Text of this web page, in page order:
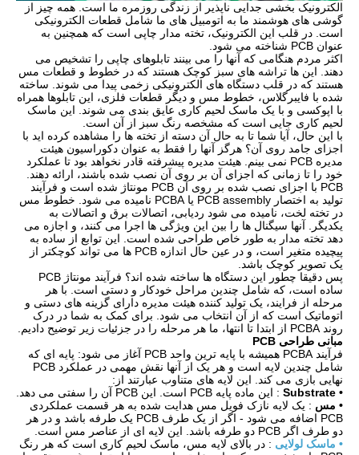
الکترونیک بخشی جدایی ناپذیر از زندگی روزمره ما است. همه چیز از
گوشی های هوشمند ما به اتومبیل های ما شامل قطعات الکترونیکی
است. در قلب این الکترونیک، تخته مدار چاپی است که همچنین به
عنوان PCB شناخته می شود.
اکثر مردم هنگامی که آنها را می بینند تابلوهای چاپی را تشخیص می
دهند. این ها تراشه های سبز کوچک هستند که در خطوط و قطعات مس
هستند که در قلب دستگاه های الکترونیکی زخمی پیدا می شوند. ساخته
شده با فایبرگلاس، خطوط مس و دیگر قطعات فلزی، این تابلوها همراه
با اپوکسی و با یک ماسک لحیم کاری عایق بندی می شوند. این ماسک
لحیم کاری جایی است که مشخصه رنگ سبز از آن است.
با این حال، آیا شما تا به حال آن دسته از تخته ها را مشاهده کرده اید با
اجزای جامد روی آن؟ هرگز آنها را فقط به عنوان دکوراسیون هیئت
مدیره PCB نمی بینم. هیئت مدیره پیشرفته قادر نخواهد بود تا عملکرد
خود را تا زمانی که اجزای آن بر روی آن نصب شده باشند، ارائه دهند.
PCB با اجزای نصب شده بر روی آن PCB مونتاژ شده است و فرآیند
تولید به اختصار PCB assembly یا PCBA نامیده می شود. خطوط مس
در تخته لخت، نامیده می شود ردیابی، اتصالات برق و اتصالات به
یکدیگر. آنها سیگنال ها را بین این ویژگی ها اجرا می کنند، و اجازه می
دهد تخته مدار به طور خاص طراحی شده است. این توابع از ساده به
پیچیده متغیر است، و در عین حال اندازه PCB ها می تواند کوچکتر از
یک تصویر کوچک باشد.
پس دقیقا چطور این دستگاه ها ساخته شده اند؟ فرآیند مونتاژ PCB
ساده است، که شامل چندین مراحل خودکار و دستی است. با هر
مرحله از فرایند، یک تولید کننده هیئت مدیره دارای گزینه های دستی و
اتوماتیک است که از آن انتخاب می شود. برای کمک به شما در درک
روند PCBA از ابتدا تا انتها، ما هر مرحله را در جزئیات زیر توضیح دادیم.
مبانی طراحی PCB
فرآیند PCBA همیشه با پایه ترین واحد PCB آغاز می شود: پایه ای که
شامل چندین لایه است و هر یک از آنها نقش مهمی در عملکرد PCB
نهایی بازی می کند. این لایه های متناوب عبارتند از:
• Substrate
: این ماده پایه PCB است. این PCB آن را سفتی می دهد.
• مس : یک لایه نازک فویل مس هدایت شده به هر قسمت عملکردی
PCB اضافه می شود - اگر از یک طرف PCB یک طرفه باشد و در هر
دو طرف اگر PCB دو طرفه باشد. این لایه ای از عناصر مس است.
• ماسک لولایی : در بالای لایه مس، ماسک لحیم کاری است که هر رنگ